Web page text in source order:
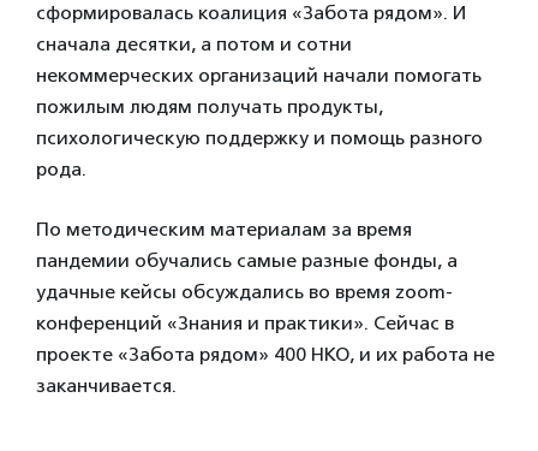
сформировалась коалиция «Забота рядом». И
сначала десятки, а потом и сотни
некоммерческих организаций начали помогать
пожилым людям получать продукты,
психологическую поддержку и помощь разного
рода.
По методическим материалам за время
пандемии обучались самые разные фонды, а
удачные кейсы обсуждались во время zoom-
конференций «Знания и практики». Сейчас в
проекте «Забота рядом» 400 НКО, и их работа не
заканчивается.